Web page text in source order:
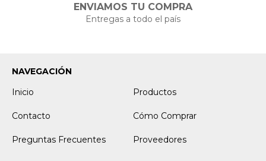
ENVIAMOS TU COMPRA
Entregas a todo el país
NAVEGACIÓN
Inicio
Productos
Contacto Cómo Comprar
Preguntas Frecuentes Proveedores